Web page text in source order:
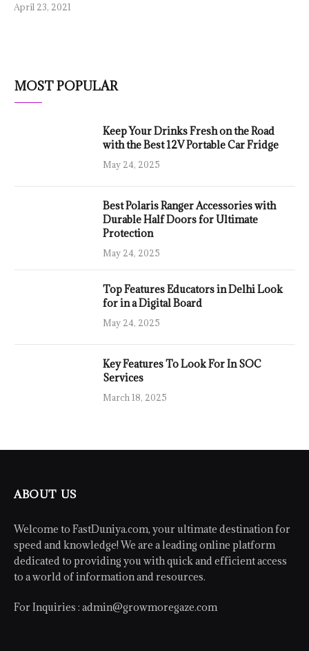
April 23, 2021
MOST POPULAR
Keep Your Drinks Fresh on the Road
with the Best 12V Portable Car Fridge
May 24, 2025
Best Polaris Ranger Accessories with
Durable Half Doors for Ultimate
Protection
May 24, 2025
Top Features Educators in Delhi Look
for in a Digital Board
May 24, 2025
Key Features To Look For In SOC
Services
March 18, 2025
ABOUT US
Welcome to FastDuniya.com, your ultimate destination for
speed and knowledge! We are a leading online platform
dedicated to providing you with quick and efficient access
to a world of information and resources.
For Inquiries : admin@growmoregaze.com